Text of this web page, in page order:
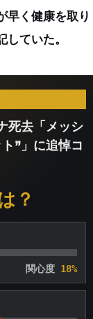
早く健康を取り
ていた。
死去「メッシ
”」に追悼コ
？
関心度 18%